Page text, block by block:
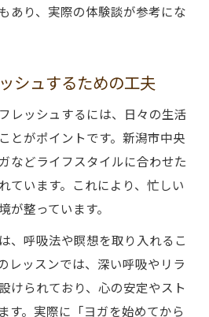
あり、実際の体験談が参考にな
シュするための工夫
レッシュするには、日々の生活
とがポイントです。新潟市中央
などライフスタイルに合わせた
ています。これにより、忙しい
が整っています。
、呼吸法や瞑想を取り入れるこ
レッスンでは、深い呼吸やリラ
けられており、心の安定やスト
す。実際に「ヨガを始めてから